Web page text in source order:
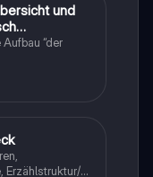
und
“der
Erzählstruktur/-